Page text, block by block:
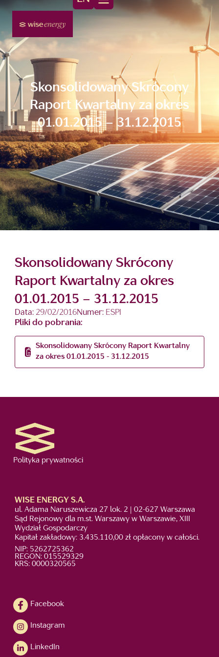
Skonsolidowany Skrócony
Raport Kwartalny za okres
01.01.2015 – 31.12.2015
Skonsolidowany Skrócony
Raport Kwartalny za okres
01.01.2015 – 31.12.2015
Data: 29/02/2016Numer: ESPI
Pliki do pobrania:
Skonsolidowany Skrócony Raport Kwartalny
za okres 01.01.2015 - 31.12.2015
Polityka prywatności
WISE ENERGY S.A.
ul. Adama Naruszewicza 27 lok. 2 | 02-627 Warszawa
Sąd Rejonowy dla m.st. Warszawy w Warszawie, XIII
Wydział Gospodarczy
Kapitał zakładowy: 3.435.110,00 zł opłacony w całości.
NIP: 5262725362
REGON: 015529329
KRS: 0000320565
Facebook
Instagram
LinkedIn